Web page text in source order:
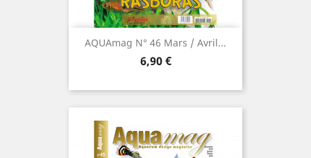
AQUAmag N° 46 Mars / Avril...
Prix
6,90 €